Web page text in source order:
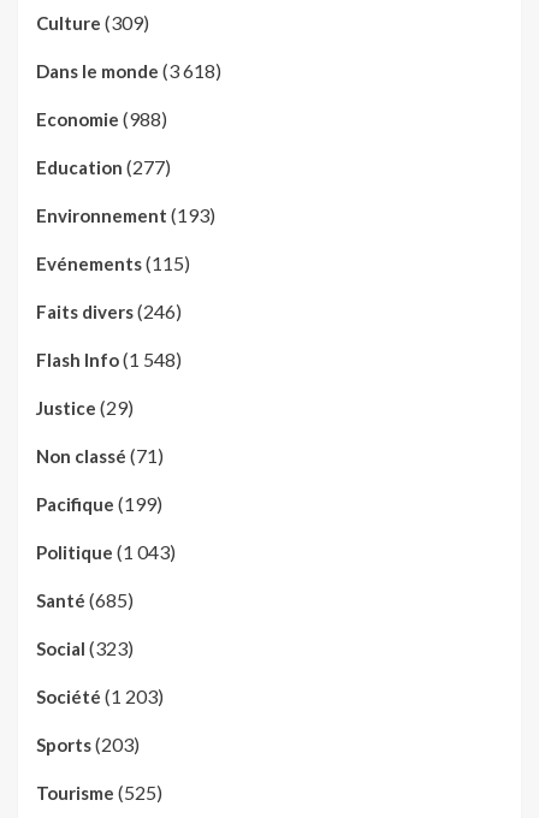
Culture (309)
Dans le monde (3 618)
Economie (988)
Education (277)
Environnement (193)
Evénements(115)
Faits divers(246)
Flash Info(1 548)
Justice (29)
Non classé (71)
Pacifique (199)
Politique (1 043)
Santé (685)
Social (323)
Société (1 203)
Sports(203)
Tourisme (525)